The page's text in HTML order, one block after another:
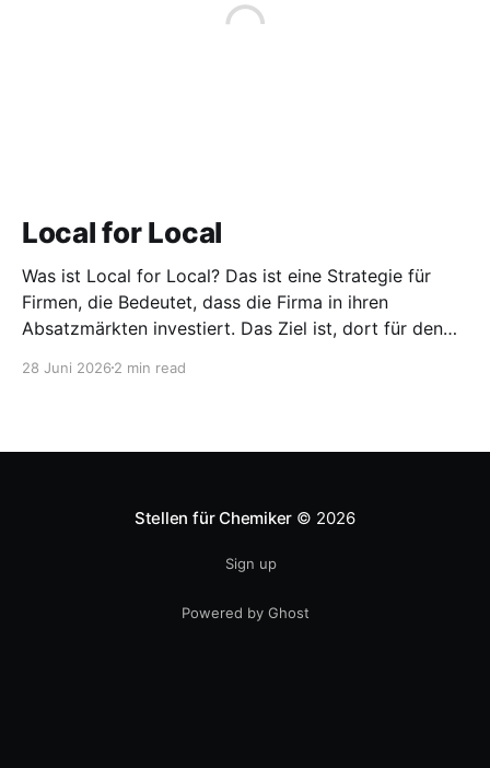
Local for Local
Was ist Local for Local? Das ist eine Strategie für
Firmen, die Bedeutet, dass die Firma in ihren
Absatzmärkten investiert. Das Ziel ist, dort für den
entwickeln. Diese Strategie ist von Toyota bekannt,
28 Juni 2026 2 min read
Stellen für Chemiker © 2026
Sign up
Powered by Ghost